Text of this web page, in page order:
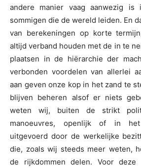
andere manier vaag aanwezig
sommigen die de wereld leiden. En
van berekeningen op korte
altijd verband houden met de in te
plaatsen in de hiërarchie der
verbonden voordelen van allerlei
aan geven onze kop in het zand te
blijven beheren alsof er niets
weten wij, buiten de strikt
manoeuvres, openlijk of in
uitgevoerd door de werkelijke
die, zoals wij steeds meer weten,
de rijkdommen delen. Voor deze